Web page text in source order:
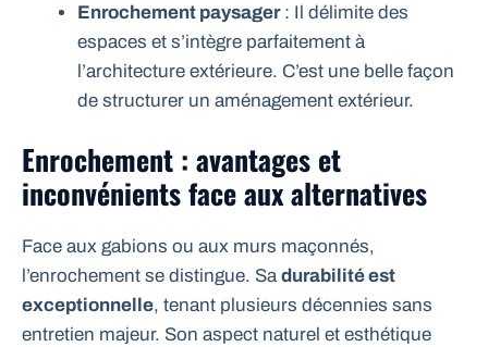
Enrochement paysager: Il délimite des
espaces et s’intègre parfaitement à
l’architecture extérieure. C’est une belle façon
de structurer un aménagement extérieur.
Enrochement : avantages et
inconvénients face aux alternatives
Face aux gabions ou aux murs maçonnés,
l’enrochement se distingue. Sadurabilité est
exceptionnelle, tenant plusieurs décennies sans
entretien majeur. Son aspect naturel et esthétique